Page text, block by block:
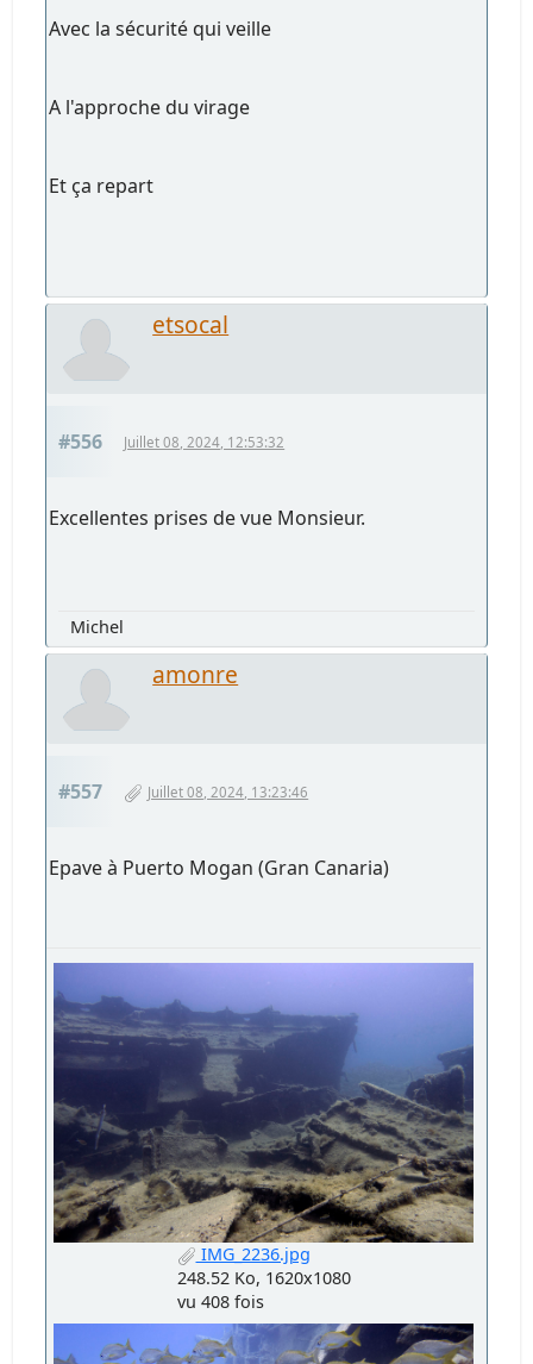
Avec la sécurité qui veille
A l'approche du virage
Et ça repart
etsocal
#556 Juillet 08, 2024, 12:53:32
Excellentes prises de vue Monsieur.
Michel
amonre
#557 Juillet 08, 2024, 13:23:46
Epave à Puerto Mogan (Gran Canaria)
IMG_2236.jpg
248.52 Ko, 1620x1080
vu 408 fois